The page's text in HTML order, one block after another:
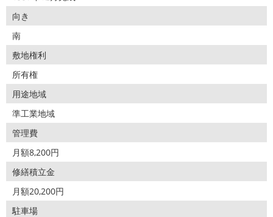
向き
南
敷地権利
所有権
用途地域
準工業地域
管理費
月額8,200円
修繕積立金
月額20,200円
駐車場